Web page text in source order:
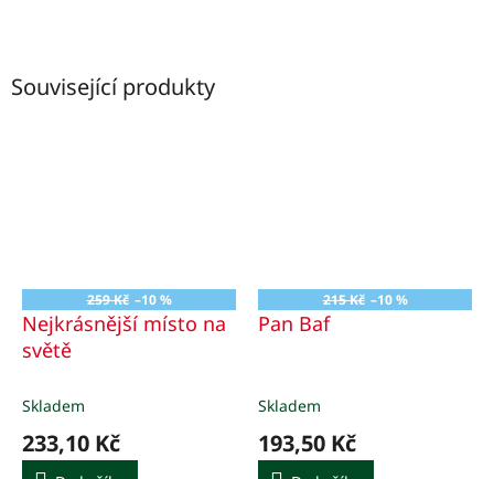
Související produkty
259 Kč –10 %
Nejkrásnější místo na
světě
Skladem
233,10 Kč
215 Kč –10 %
Pan Baf
Skladem
193,50 Kč